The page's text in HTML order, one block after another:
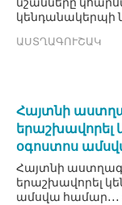
նշանները
կենդանակերպի
ԱՍՏՂԱԳՈՒՇԱԿ
Հայտնի
երաշխավորել
օգոստոս
Հայտնի
երաշխավորել
ամսվա